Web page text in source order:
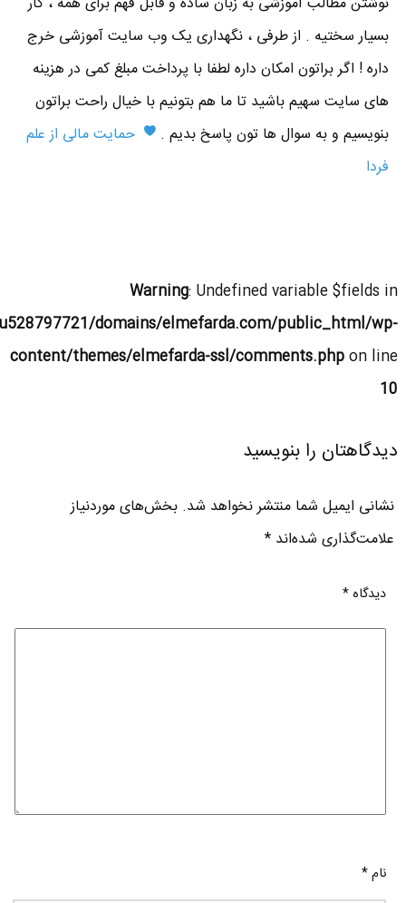
بسیار سختیه . از طرفی ، نگهداری یک وب سایت آموزشی خرج
داره ! اگر براتون امکان داره لطفا با پرداخت مبلغ کمی در هزینه
های سایت سهیم باشید تا ما هم بتونیم با خیال راحت براتون
بنویسیم و به سوال ها تون پاسخ بدیم .
حمایت مالی از علم
فردا
Warning: Undefined variable $fields in
domains/elmefarda.com/public_html/wp-
content/themes/elmefarda-ssl/comments.phpon line
10
دیدگاهتان را بنویسید
نشانی ایمیل شما منتشر نخواهد شد. بخش‌های موردنیاز
علامت‌گذاری شده‌اند*
دیدگاه*
نام*